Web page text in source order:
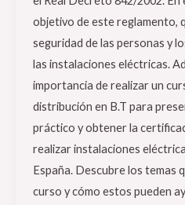
objetivo de este reglamento,
seguridad de las personas y
las instalaciones eléctricas.
importancia de realizar un
distribución en B.T para
práctico y obtener la
realizar instalaciones
España. Descubre los temas
curso y cómo estos pueden